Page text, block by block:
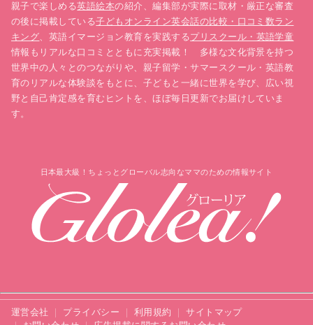
親子で楽しめる英語絵本の紹介、編集部が実際に取材・厳正な審査
の後に掲載している子どもオンライン英会話の比較・口コミ数ラン
キング、英語イマージョン教育を実践するプリスクール・英語学童
情報もリアルな口コミとともに充実掲載！ 多様な文化背景を持つ
世界中の人々とのつながりや、親子留学・サマースクール・英語教
育のリアルな体験談をもとに、子どもと一緒に世界を学び、広い視
野と自己肯定感を育むヒントを、ほぼ毎日更新でお届けしていま
す。
日本最大級！ちょっとグローバル志向なママのための情報サイト
運営会社 プライバシー 利用規約
サイトマップ